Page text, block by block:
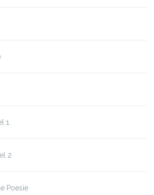
1
2
Poesie